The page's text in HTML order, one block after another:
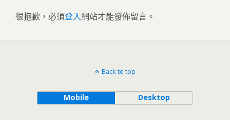
很抱歉，必須登入網站才能發佈留言。
Back to top
Mobile Desktop